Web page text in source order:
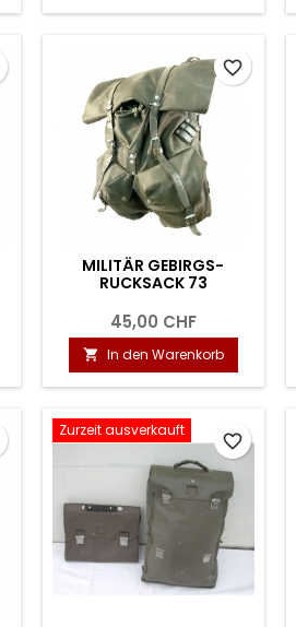
MILITÄR GEBIRGS-
RUCKSACK 73
45,00 CHF
 In den Warenkorb
favorite_border
Zurzeit ausverkauft
favorite_border